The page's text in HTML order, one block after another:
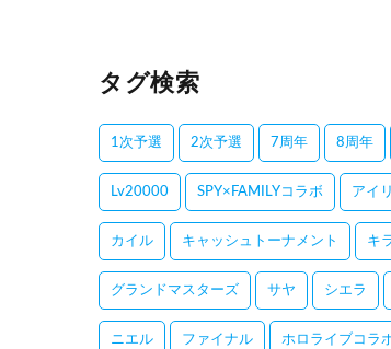
タグ検索
1次予選 2次予選 7周年 8周年
Lv20000 SPY×FAMILYコラボ アイ
カイル キャッシュトーナメント キ
グランドマスターズ サヤ シエラ
ニエル ファイナル ホロライブコラ